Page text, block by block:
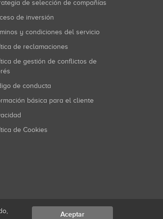
de selección de compañías
de inversión
y condiciones del servicio
de reclamaciones
de conducta
básica para el cliente
de Cookies
Aceptar